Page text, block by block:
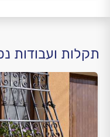
תקלות ועבודות